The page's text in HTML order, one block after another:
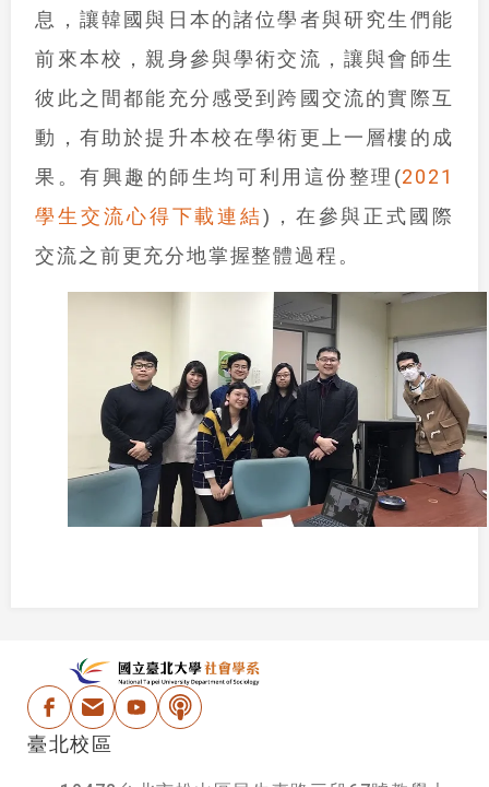
息，讓韓國與日本的諸位學者與研究生們能
前來本校，親身參與學術交流，讓與會師生
彼此之間都能充分感受到跨國交流的實際互
動，有助於提升本校在學術更上一層樓的成
果。有興趣的師生均可利用這份整理(2021
學生交流心得下載連結)，在參與正式國際
交流之前更充分地掌握整體過程。
Facebook
電子信箱YoutubePodcast
臺北校區